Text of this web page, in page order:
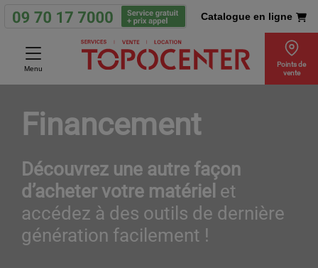
Catalogue en ligne
Menu
Points de
vente
Financement
Découvrez une autre façon
d’acheter votre matériel et
accédez à des outils de dernière
génération facilement !